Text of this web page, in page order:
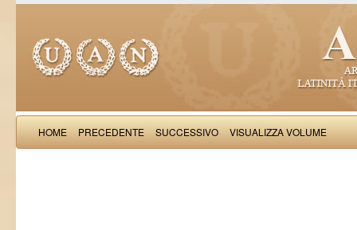
HOME PRECEDENTE SUCCESSIVO VISUALIZZA VOLUME